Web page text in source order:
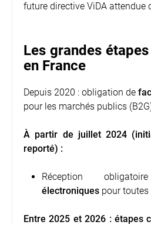
future directive ViDA attendue
Les grandes
en France
Depuis 2020 : obligation de
pour les marchés publics
À partir de juillet 2024
reporté) :
Réception
électroniquespour toutes
Entre 2025 et 2026 : étapes